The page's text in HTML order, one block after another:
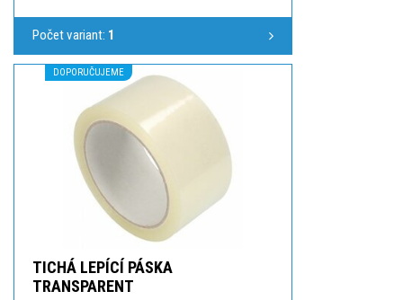
Počet variant: 1
DOPORUČUJEME
TICHÁ LEPÍCÍ PÁSKA
TRANSPARENT